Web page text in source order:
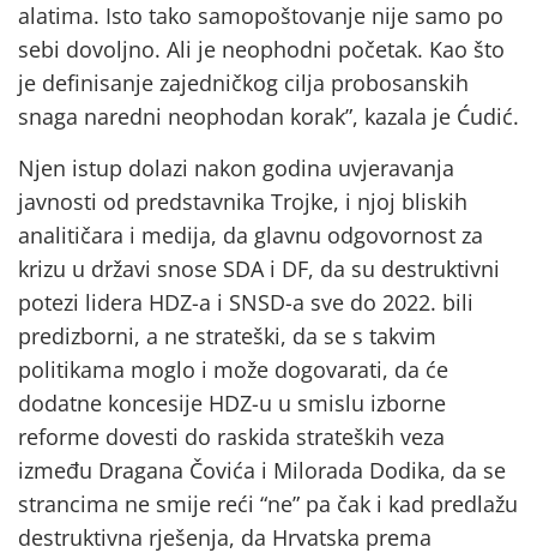
alatima. Isto tako samopoštovanje nije samo po
sebi dovoljno. Ali je neophodni početak. Kao što
je definisanje zajedničkog cilja probosanskih
snaga naredni neophodan korak”, kazala je Ćudić.
Njen istup dolazi nakon godina uvjeravanja
javnosti od predstavnika Trojke, i njoj bliskih
analitičara i medija, da glavnu odgovornost za
krizu u državi snose SDA i DF, da su destruktivni
potezi lidera HDZ-a i SNSD-a sve do 2022. bili
predizborni, a ne strateški, da se s takvim
politikama moglo i može dogovarati, da će
dodatne koncesije HDZ-u u smislu izborne
reforme dovesti do raskida strateških veza
između Dragana Čovića i Milorada Dodika, da se
strancima ne smije reći “ne” pa čak i kad predlažu
destruktivna rješenja, da Hrvatska prema